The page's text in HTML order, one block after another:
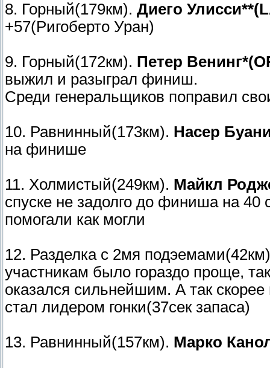
8. Горный(179км). Диего
+57(Ригоберто Уран)
9. Горный(172км). Петер
выжил и разыграл финиш.
Среди генеральщиков поправил
10. Равнинный(173км). Насер
на финише
11. Холмистый(249км). Майкл
спуске не задолго до финиша на 40
помогали как могли
12. Разделка с 2мя
участникам было гораздо проще,
оказался сильнейшим. А так
стал лидером гонки(37сек запаса)
13. Равнинный(157км). Марко